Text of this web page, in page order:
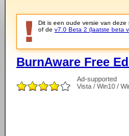
Dit is een oude versie van deze
of de v7.0 Beta 2 (laatste beta
BurnAware Free
Ad-supported
Vista / Win10 /